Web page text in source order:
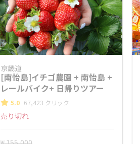
京畿道
[南怡島]イチゴ農園 + 南怡島 +
レールバイク+ 日帰りツアー
5.0 67,423 クリック
売り切れ